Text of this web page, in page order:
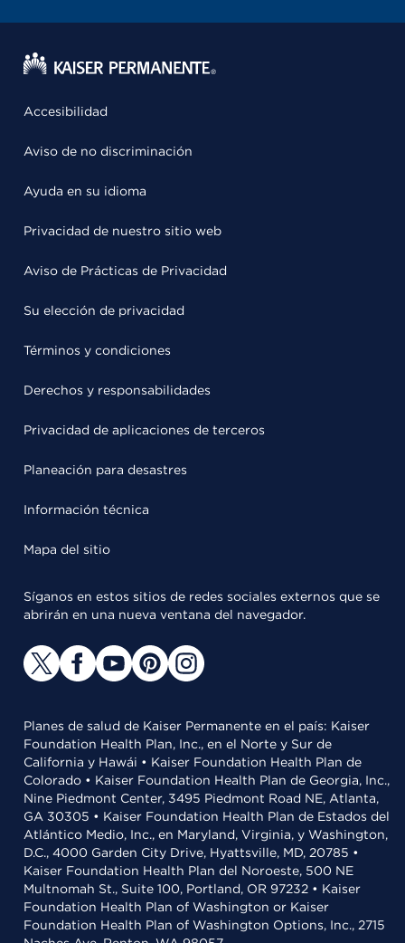
Accesibilidad
Aviso de no discriminación
Ayuda en su idioma
Privacidad de nuestro sitio web
Aviso de Prácticas de Privacidad
Su elección de privacidad
Términos y condiciones
Derechos y responsabilidades
Privacidad de aplicaciones de terceros
Planeación para desastres
Información técnica
Mapa del sitio
Síganos en estos sitios de redes sociales externos que se
abrirán en una nueva ventana del navegador.
Planes de salud de Kaiser Permanente en el país: Kaiser
Foundation Health Plan, Inc., en el Norte y Sur de
California y Hawái • Kaiser Foundation Health Plan de
Colorado • Kaiser Foundation Health Plan de Georgia, Inc.,
Nine Piedmont Center, 3495 Piedmont Road NE, Atlanta,
GA 30305 • Kaiser Foundation Health Plan de Estados del
Atlántico Medio, Inc., en Maryland, Virginia, y Washington,
D.C., 4000 Garden City Drive, Hyattsville, MD, 20785 •
Kaiser Foundation Health Plan del Noroeste, 500 NE
Multnomah St., Suite 100, Portland, OR 97232 • Kaiser
Foundation Health Plan of Washington or Kaiser
Foundation Health Plan of Washington Options, Inc., 2715